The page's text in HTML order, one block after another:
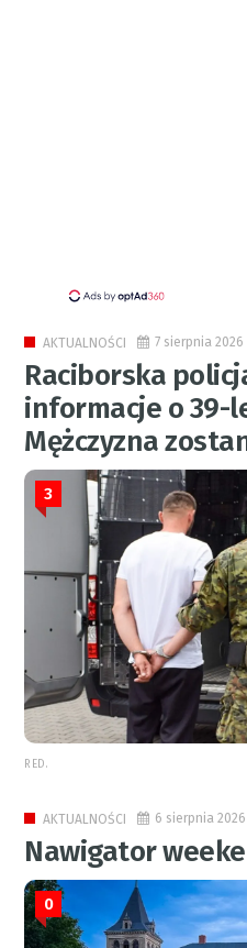
AKTUALNOŚCI 7 sierpnia 2026
Raciborska
informacje o 39-
Mężczyzna
3
RED.
AKTUALNOŚCI 6 sierpnia 2026
Nawigator
0